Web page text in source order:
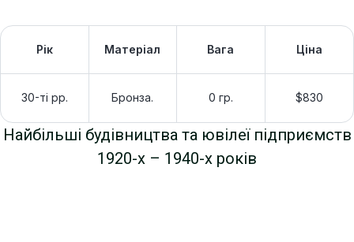
Рік Матеріал Вага Ціна
30-ті рр. Бронза. 0 гр. $830
Найбільші будівництва та ювілеї підприємств
1920-х – 1940-х років